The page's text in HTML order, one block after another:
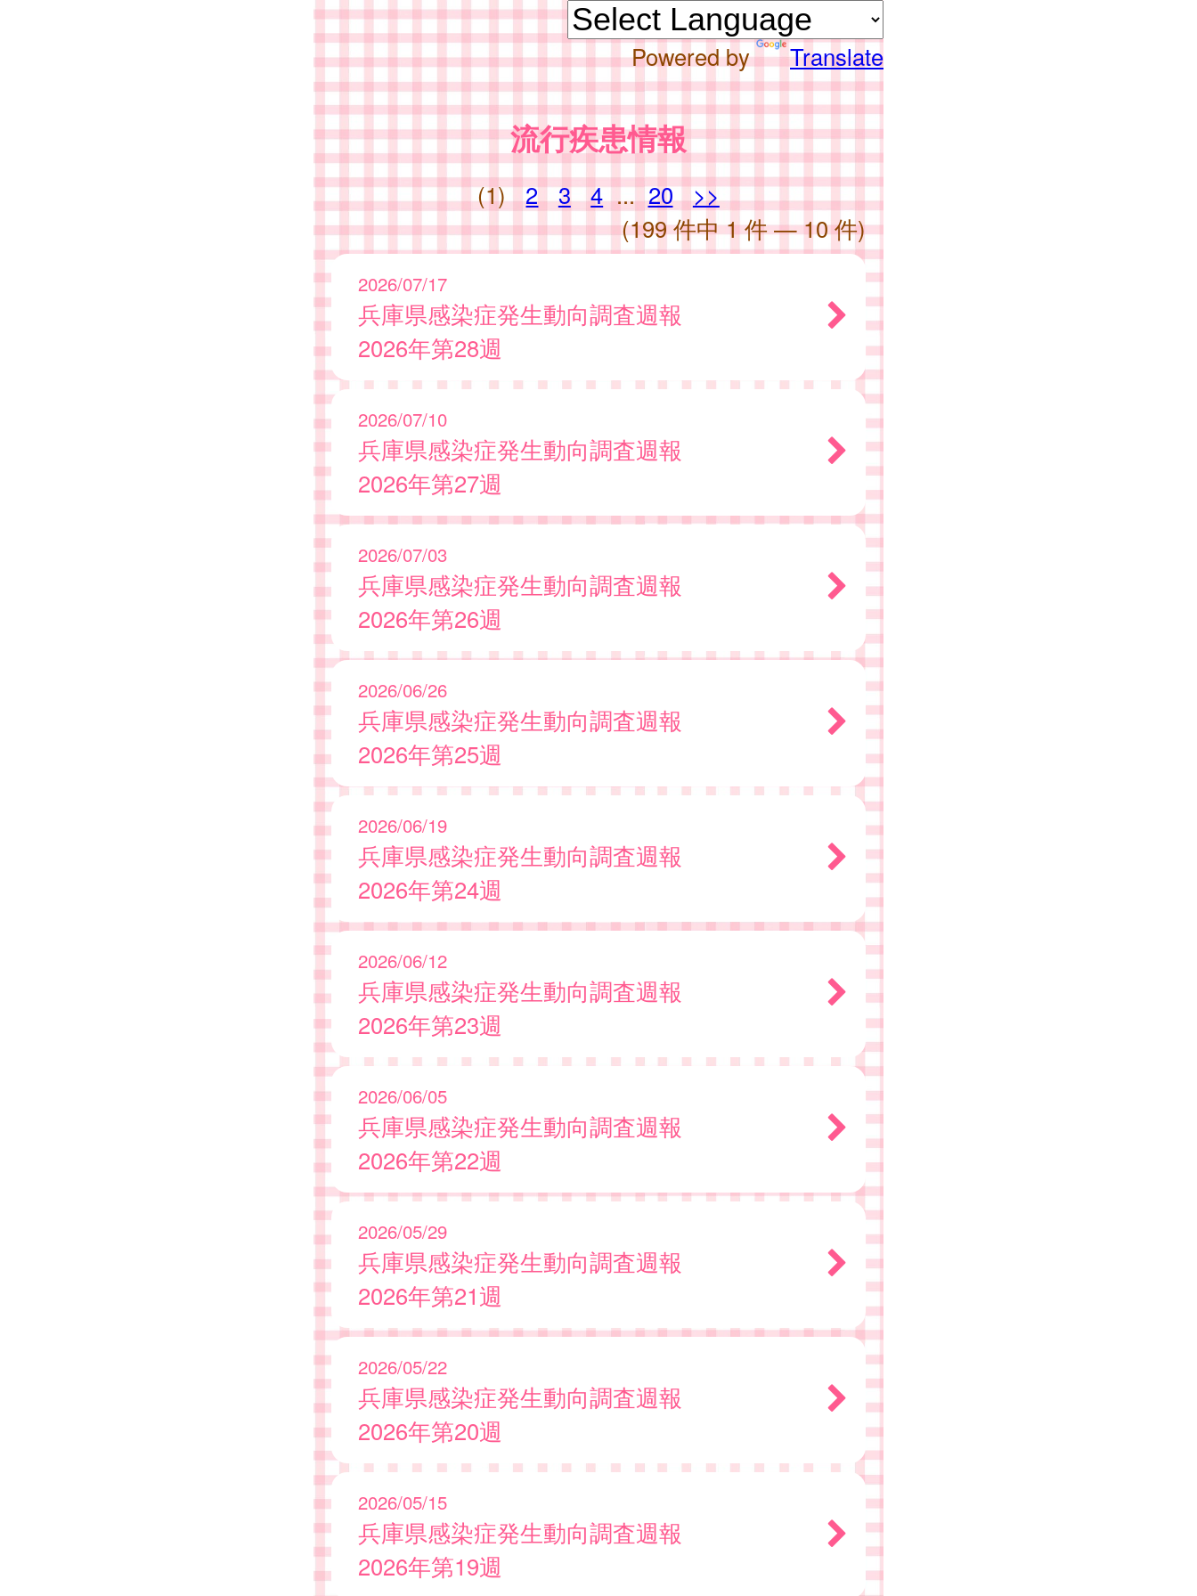
Powered by Translate
流行疾患情報
(1) 2 3 4 ... 20
>>
(199 件中 1 件 — 10 件)
2026/07/17
兵庫県感染症発生動向調査週報
2026年第28週
2026/07/10
兵庫県感染症発生動向調査週報
2026年第27週
2026/07/03
兵庫県感染症発生動向調査週報
2026年第26週
2026/06/26
兵庫県感染症発生動向調査週報
2026年第25週
2026/06/19
兵庫県感染症発生動向調査週報
2026年第24週
2026/06/12
兵庫県感染症発生動向調査週報
2026年第23週
2026/06/05
兵庫県感染症発生動向調査週報
2026年第22週
2026/05/29
兵庫県感染症発生動向調査週報
2026年第21週
2026/05/22
兵庫県感染症発生動向調査週報
2026年第20週
2026/05/15
兵庫県感染症発生動向調査週報
2026年第19週